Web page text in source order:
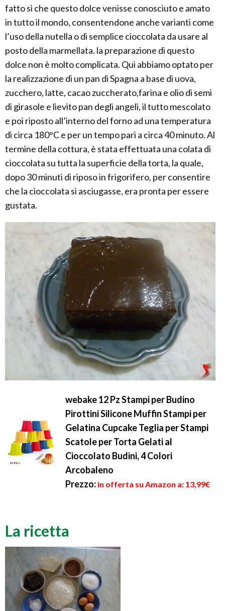
fatto sì che questo dolce venisse conosciuto e amato
in tutto il mondo, consentendone anche varianti come
l’uso della nutella o di semplice cioccolata da usare al
posto della marmellata. la preparazione di questo
dolce non è molto complicata. Qui abbiamo optato per
la realizzazione di un pan di Spagna a base di uova,
zucchero, latte, cacao zuccherato,farina e olio di semi
di girasole e lievito pan degli angeli, il tutto mescolato
e poi riposto all’interno del forno ad una temperatura
di circa 180°C e per un tempo pari a circa 40 minuto. Al
termine della cottura, è stata effettuata una colata di
cioccolata su tutta la superficie della torta, la quale,
dopo 30 minuti di riposo in frigorifero, per consentire
che la cioccolata si asciugasse, era pronta per essere
gustata.
webake 12 Pz Stampi per Budino
Pirottini Silicone Muffin Stampi per
Gelatina Cupcake Teglia per Stampi
Scatole per Torta Gelati al
Cioccolato Budini, 4 Colori
Arcobaleno
Prezzo: in offerta su Amazon a: 13,99€
La ricetta